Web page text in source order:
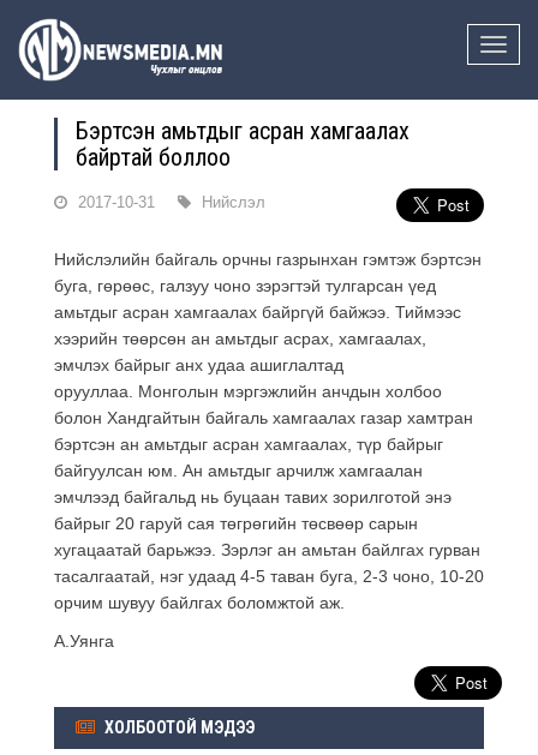
Toggle
Бэртсэн амьтдыг асран хамгаалах
байртай боллоо
2017-10-31 Нийслэл
Нийслэлийн байгаль орчны газрынхан гэмтэж бэртсэн
буга, гөрөөс, галзуу чоно зэрэгтэй тулгарсан үед
амьтдыг асран хамгаалах байргүй байжээ. Тиймээс
хээрийн төөрсөн ан амьтдыг асрах, хамгаалах,
эмчлэх байрыг анх удаа ашиглалтад
орууллаа. Монголын мэргэжлийн анчдын холбоо
болон Хандгайтын байгаль хамгаалах газар хамтран
бэртсэн ан амьтдыг асран хамгаалах, түр байрыг
байгуулсан юм. Ан амьтдыг арчилж хамгаалан
эмчлээд байгальд нь буцаан тавих зорилготой энэ
байрыг 20 гаруй сая төгрөгийн төсвөөр сарын
хугацаатай барьжээ. Зэрлэг ан амьтан байлгах гурван
тасалгаатай, нэг удаад 4-5 таван буга, 2-3 чоно, 10-20
орчим шувуу байлгах боломжтой аж.
А.Уянга
ХОЛБООТОЙ МЭДЭЭ